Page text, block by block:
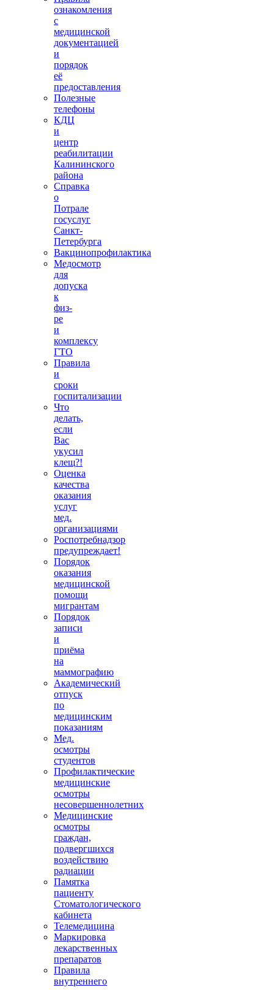
ознакомления
с
медицинской
документацией
и
порядок
её
предоставления
Полезные
телефоны
КДЦ
и
центр
реабилитации
Калининского
района
Справка
о
Потрале
госуслуг
Санкт-
Петербурга
Вакцинопрофилактика
Медосмотр
для
допуска
к
физ-
ре
и
комплексу
ГТО
Правила
и
сроки
госпитализации
Что
делать,
если
Вас
укусил
клещ?!
Оценка
качества
оказания
услуг
мед.
организациями
Роспотребнадзор
предупреждает!
Порядок
оказания
медицинской
помощи
мигрантам
Порядок
записи
и
приёма
на
маммографию
Академический
отпуск
по
медицинским
показаниям
Мед.
осмотры
студентов
Профилактические
медицинские
осмотры
несовершеннолетних
Медицинские
осмотры
граждан,
подвергшихся
воздействию
радиации
Памятка
пациенту
Стоматологического
кабинета
Телемедицина
Маркировка
лекарственных
препаратов
Правила
внутреннего